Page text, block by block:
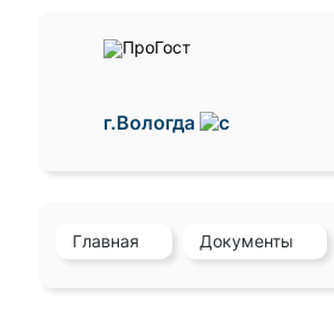
г.Вологда
Главная Документы